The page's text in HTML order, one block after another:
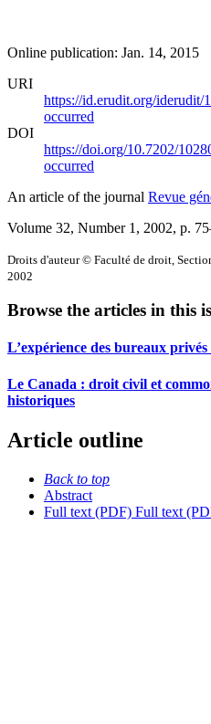
Online publication: Jan. 14, 2015
URI
https://id.erudit.org/iderudit/
occurred
DOI
https://doi.org/10.7202/
occurred
An article of the journal Revue
Volume 32, Number 1, 2002, p.
Droits d'auteur © Faculté de droit,
2002
Browse the articles in this
L’expérience des bureaux
Le Canada : droit civil et
historiques
Article outline
Back to top
Abstract
Full text (PDF) Full text